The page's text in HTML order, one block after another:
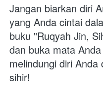
Jangan biarkan diri
yang Anda cintai
buku "Ruqyah Jin,
dan buka mata
melindungi diri
sihir!